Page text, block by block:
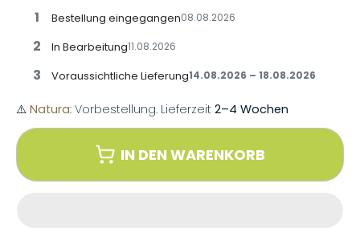
1 Bestellung eingegangen08.08.2026
2 In Bearbeitung11.08.2026
3 Voraussichtliche Lieferung14.08.2026 – 18.08.2026
⚠️ Natura: Vorbestellung. Lieferzeit 2–4 Wochen
IN DEN WARENKORB